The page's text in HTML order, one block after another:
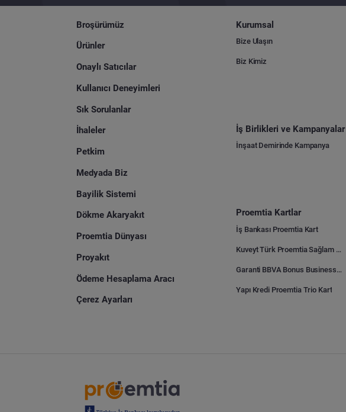
Broşürümüz
Ürünler
Onaylı Satıcılar
Kullanıcı Deneyimleri
Sık Sorulanlar
İhaleler
Petkim
Medyada Biz
Bayilik Sistemi
Dökme Akaryakıt
Proemtia Dünyası
Proyakıt
Ödeme Hesaplama Aracı
Çerez Ayarları
Kurumsal
Bize Ulaşın
Biz Kimiz
İş Birlikleri ve Kampanyalar
İnşaat Demirinde Kampanya
Proemtia Kartlar
İş Bankası Proemtia Kart
Kuveyt Türk Proemtia Sağlam Bayi Kart
Garanti BBVA Bonus Business Proemtia Bayi Kart
Yapı Kredi Proemtia Trio Kart